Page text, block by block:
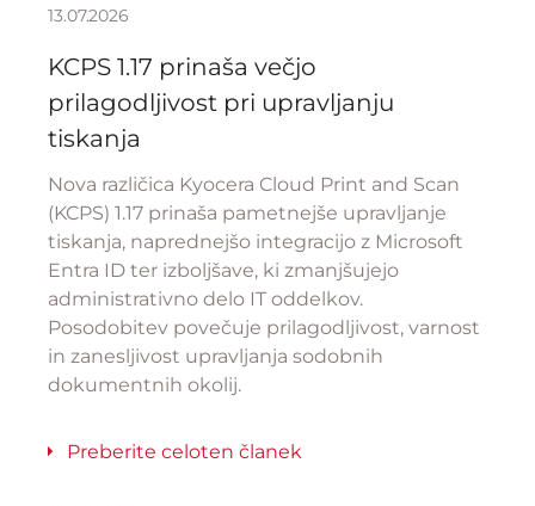
13.07.2026
KCPS 1.17 prinaša večjo
prilagodljivost pri upravljanju
tiskanja
Nova različica Kyocera Cloud Print and Scan
(KCPS) 1.17 prinaša pametnejše upravljanje
tiskanja, naprednejšo integracijo z Microsoft
Entra ID ter izboljšave, ki zmanjšujejo
administrativno delo IT oddelkov.
Posodobitev povečuje prilagodljivost, varnost
in zanesljivost upravljanja sodobnih
dokumentnih okolij.
Preberite celoten članek